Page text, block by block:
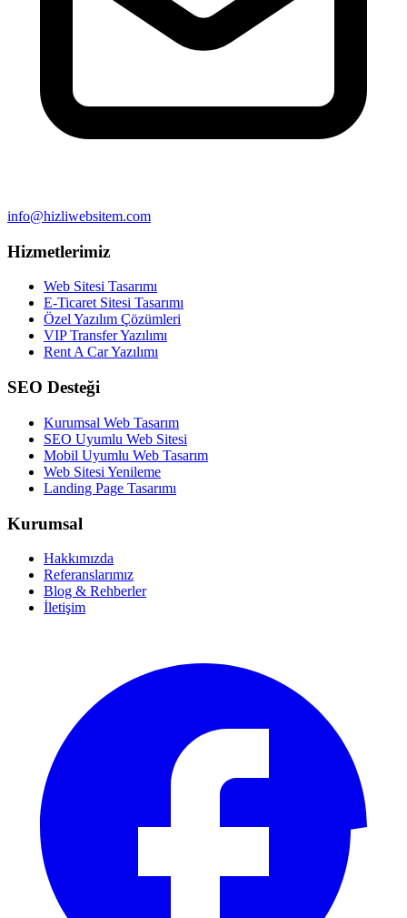
info@hizliwebsitem.com
Hizmetlerimiz
Web Sitesi Tasarımı
E-Ticaret Sitesi Tasarımı
Özel Yazılım Çözümleri
VIP Transfer Yazılımı
Rent A Car Yazılımı
SEO Desteği
Kurumsal Web Tasarım
SEO Uyumlu Web Sitesi
Mobil Uyumlu Web Tasarım
Web Sitesi Yenileme
Landing Page Tasarımı
Kurumsal
Hakkımızda
Referanslarımız
Blog & Rehberler
İletişim